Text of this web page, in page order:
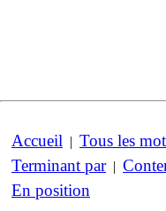
Accueil | Tous les
Terminant par|
En position